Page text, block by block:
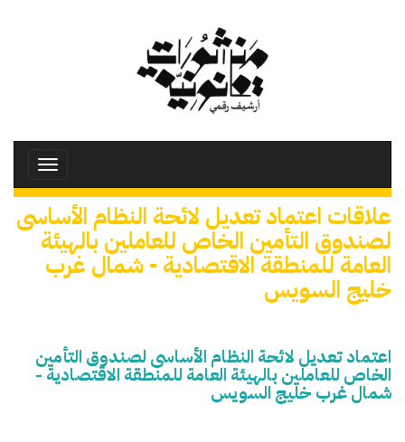
Toggle
علاقات اعتماد تعديل لائحة النظام الأساسى
لصندوق التأمين الخاص للعاملين بالهيئة
العامة للمنطقة الاقتصادية - شمال غرب
خليج السويس
اعتماد تعديل لائحة النظام الأساسى لصندوق التأمين
الخاص للعاملين بالهيئة العامة للمنطقة الاقتصادية -
شمال غرب خليج السويس